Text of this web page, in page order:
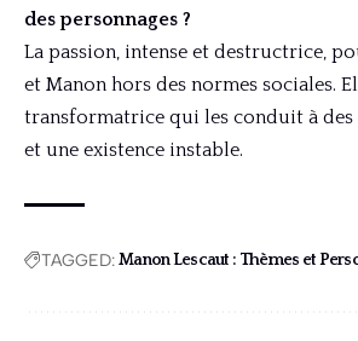
des personnages ?
La passion, intense et destructrice,
et Manon hors des normes sociales.
transformatrice qui les conduit à
et une existence instable.
TAGGED:Manon Lescaut : Thèmes et